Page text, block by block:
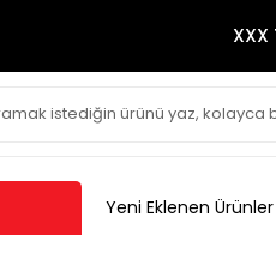
Yeni Eklenen Ürünler